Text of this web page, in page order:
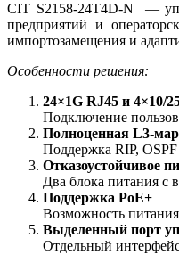
CIT S2158-24T4D-N — у
предприятий и
импортозамещения и
Особенности решения:
24×1G RJ45 и 4×10/
Подключение
Полноценная L3-
Поддержка RIP, OSPF
Отказоустойчивое
Два блока питания с
Поддержка PoE+
Возможность
Выделенный порт
Отдельный